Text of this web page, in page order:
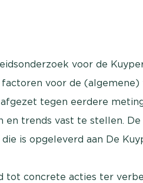
voor de
voor de (algemene)
tegen eerdere
trends vast te stellen.
is opgeleverd aan De
tot concrete acties ter